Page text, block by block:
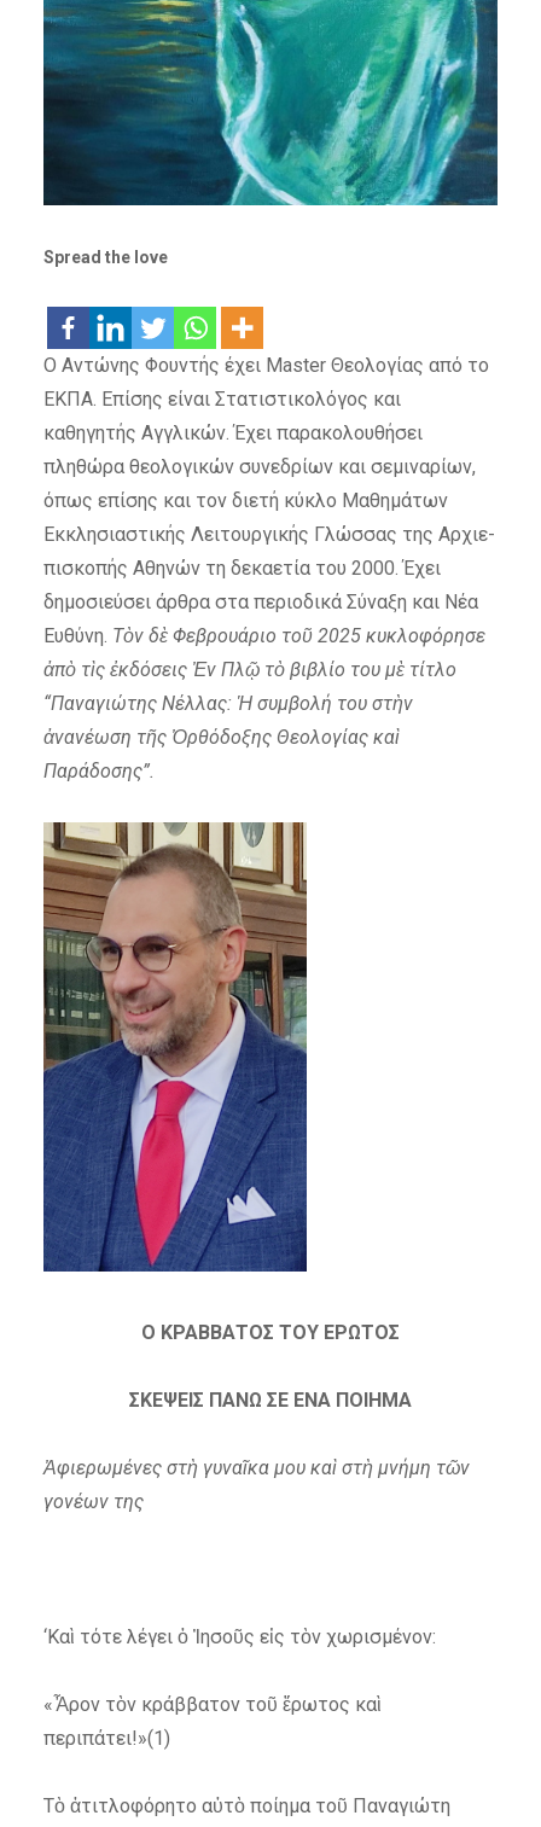
Spread the love
O Aντώνης Φουντής έχει Master Θεολογίας από το
ΕΚΠΑ. Επίσης είναι Στατιστικολόγος και
καθηγητής Αγγλικών. Έχει παρακολουθήσει
πληθώρα θεολογικών συ­νεδρίων και σεμιναρίων,
όπως επί­σης και τον διετή κύκλο Μαθημά­των
Εκκλη­σιαστικής Λειτουργι­κής Γλώσ­σας της Αρχιε­
πισκοπής Αθηνών τη δεκαετία του 2000. Έχει
δημοσιεύσει άρθρα στα περιοδικά Σύναξη και Νέα
Ευθύνη Τὸν δὲ Φεβρουάριο τοῦ 2025 κυκλοφόρησε
ἀπὸ τὶς ἐκδόσεις Ἐν Πλῷ τὸ βιβλίο του μὲ τίτλο
“Παναγιώτης Νέλλας: Ἡ συμβολή του στὴν
ἀνανέωση τῆς Ὀρθόδοξης Θεολογίας καὶ
Παράδοσης”.
Ο ΚΡΑΒΒΑΤΟΣ ΤΟΥ ΕΡΩΤΟΣ
ΣΚΕΨΕΙΣ ΠΑΝΩ ΣΕ ΕΝΑ ΠΟΙΗΜΑ
Ἀφιερωμένες στὴ γυναῖκα μου καὶ στὴ μνήμη τῶν
γονέων της
‘Καὶ τότε λέγει ὁ Ἰησοῦς εἰς τὸν χωρισμένον:
«Ἆρον τὸν κράββατον τοῦ ἔρωτος καὶ
περιπάτει!»(1)
Τὸ ἀτιτλοφόρητο αὐτὸ ποίημα τοῦ Παναγιώτη